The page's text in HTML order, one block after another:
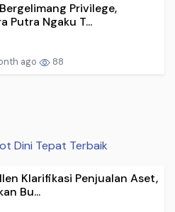
Privilege,
Putra Ngaku T...
ago 88
Dini Tepat Terbaik
Klarifikasi Penjualan Aset,
Bu...